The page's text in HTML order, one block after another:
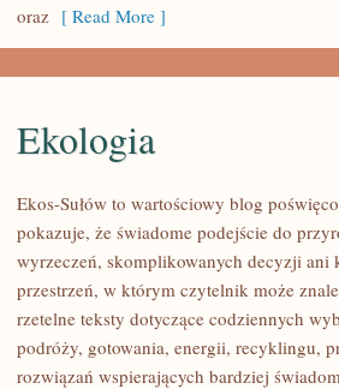
oraz [ Read More ]
EKOLOGIA
Ekologia
Ekos-Sułów to wartościowy blog
pokazuje, że świadome podejście do
wyrzeczeń, skomplikowanych decyzji ani
przestrzeń, w którym czytelnik może
rzetelne teksty dotyczące codziennych
podróży, gotowania, energii, recyklingu,
rozwiązań wspierających bardziej